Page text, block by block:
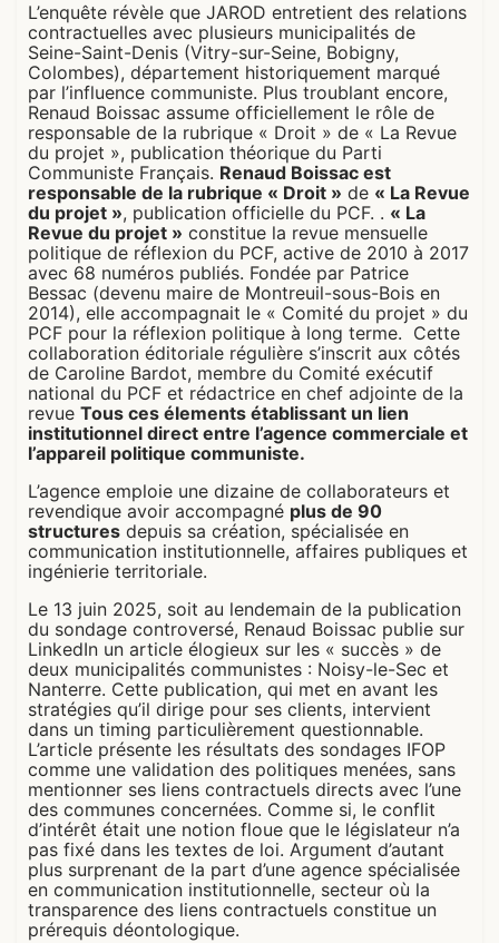
L’enquête révèle que JAROD entretient des relations
contractuelles avec plusieurs municipalités de
Seine-Saint-Denis (Vitry-sur-Seine, Bobigny,
Colombes), département historiquement marqué
par l’influence communiste. Plus troublant encore,
Renaud Boissac assume officiellement le rôle de
responsable de la rubrique « Droit » de « La Revue
du projet », publication théorique du Parti
Communiste Français. Renaud Boissac est
responsable de la rubrique « Droit » de « La Revue
du projet », publication officielle du PCF. . « La
Revue du projet » constitue la revue mensuelle
politique de réflexion du PCF, active de 2010 à 2017
avec 68 numéros publiés. Fondée par Patrice
Bessac (devenu maire de Montreuil-sous-Bois en
2014), elle accompagnait le « Comité du projet » du
PCF pour la réflexion politique à long terme. Cette
collaboration éditoriale régulière s’inscrit aux côtés
de Caroline Bardot, membre du Comité exécutif
national du PCF et rédactrice en chef adjointe de la
revue Tous ces élements établissant un lien
institutionnel direct entre l’agence commerciale et
l’appareil politique communiste.
L’agence emploie une dizaine de collaborateurs et
revendique avoir accompagné plus de 90
structures depuis sa création, spécialisée en
communication institutionnelle, affaires publiques et
ingénierie territoriale.
Le 13 juin 2025, soit au lendemain de la publication
du sondage controversé, Renaud Boissac publie sur
LinkedIn un article élogieux sur les « succès » de
deux municipalités communistes : Noisy-le-Sec et
Nanterre. Cette publication, qui met en avant les
stratégies qu’il dirige pour ses clients, intervient
dans un timing particulièrement questionnable.
L’article présente les résultats des sondages IFOP
comme une validation des politiques menées, sans
mentionner ses liens contractuels directs avec l’une
des communes concernées. Comme si, le conflit
d’intérêt était une notion floue que le législateur n’a
pas fixé dans les textes de loi. Argument d’autant
plus surprenant de la part d’une agence spécialisée
en communication institutionnelle, secteur où la
transparence des liens contractuels constitue un
prérequis déontologique.